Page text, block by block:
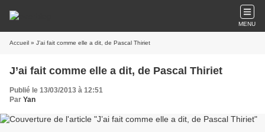
MENU
Accueil » J’ai fait comme elle a dit, de Pascal Thiriet
J’ai fait comme elle a dit, de Pascal Thiriet
Publié le 13/03/2013 à 12:51
Par Yan